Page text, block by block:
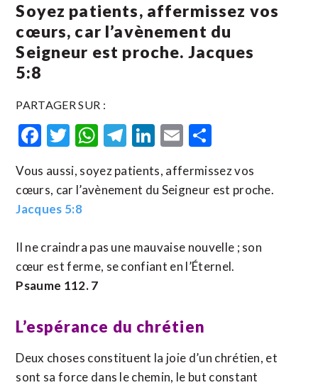
Soyez patients, affermissez vos
cœurs, car l’avènement du
Seigneur est proche. Jacques
5:8
PARTAGER SUR :
Facebook
Twitter
WhatsApp
Telegram
LinkedIn
Email
Vous aussi, soyez patients, affermissez vos
cœurs, car l’avènement du Seigneur est proche.
Jacques 5:8
Il ne craindra pas une mauvaise nouvelle ; son
cœur est ferme, se confiant en l’Éternel.
Psaume 112. 7
L’espérance du chrétien
Deux choses constituent la joie d’un chrétien, et
sont sa force dans le chemin, le but constant